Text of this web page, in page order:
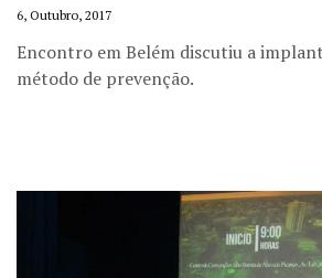
6, Outubro, 2017
Encontro em Belém discutiu a
método de prevenção.